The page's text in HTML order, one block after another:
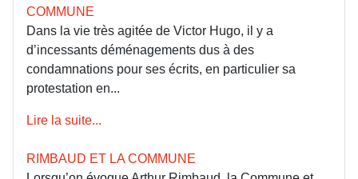
COMMUNE
Dans la vie très agitée de Victor Hugo, il y a
d’incessants déménagements dus à des
condamnations pour ses écrits, en particulier sa
protestation en...
Lire la suite...
RIMBAUD ET LA COMMUNE